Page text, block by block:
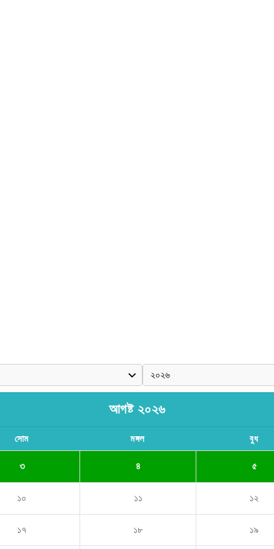
আগষ্ট ২০২৬
সোম মঙ্গল বুধ
৩ ৪ ৫
১০ ১১ ১২
১৭ ১৮ ১৯